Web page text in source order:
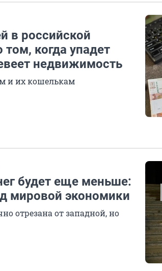
в российской
когда упадет
недвижимость
и их кошелькам
будет еще меньше:
мировой экономики
отрезана от западной, но